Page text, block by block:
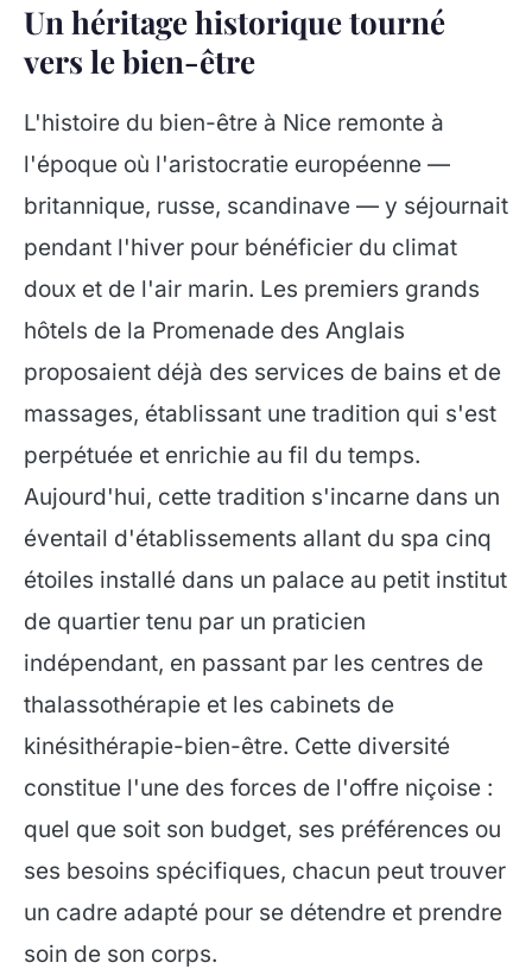
Un héritage historique tourné
vers le bien-être
L'histoire du bien-être à Nice remonte à
l'époque où l'aristocratie européenne —
britannique, russe, scandinave — y séjournait
pendant l'hiver pour bénéficier du climat
doux et de l'air marin. Les premiers grands
hôtels de la Promenade des Anglais
proposaient déjà des services de bains et de
massages, établissant une tradition qui s'est
perpétuée et enrichie au fil du temps.
Aujourd'hui, cette tradition s'incarne dans un
éventail d'établissements allant du spa cinq
étoiles installé dans un palace au petit institut
de quartier tenu par un praticien
indépendant, en passant par les centres de
thalassothérapie et les cabinets de
kinésithérapie-bien-être. Cette diversité
constitue l'une des forces de l'offre niçoise :
quel que soit son budget, ses préférences ou
ses besoins spécifiques, chacun peut trouver
un cadre adapté pour se détendre et prendre
soin de son corps.